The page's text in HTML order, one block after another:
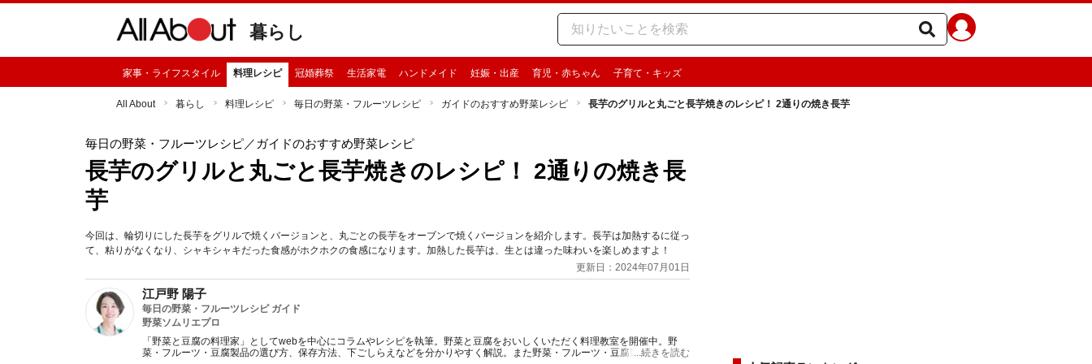
暮らし
家事・ライフスタイル 料理レシピ 冠婚葬祭 生活家電 ハンドメイド 妊娠・出産 育児・赤ちゃん 子育て・キッズ
All About 暮らし 料理レシピ 毎日の野菜・フルーツレシピ ガイドのおすすめ野菜レシピ 長芋のグリルと丸ごと長芋焼きのレシピ！ 2通りの焼き長芋
毎日の野菜・フルーツレシピ／ガイドのおすすめ野菜レシピ
長芋のグリルと丸ごと長芋焼きのレシピ！ 2通りの焼き長
芋
今回は、輪切りにした長芋をグリルで焼くバージョンと、丸ごとの長芋をオーブンで焼くバージョンを紹介します。長芋は加熱するに従っ
て、粘りがなくなり、シャキシャキだった食感がホクホクの食感になります。加熱した長芋は、生とは違った味わいを楽しめますよ！
更新日：2024年07月01日
江戸野 陽子
毎日の野菜・フルーツレシピ ガイド
野菜ソムリエプロ
「野菜と豆腐の料理家」としてwebを中心にコラムやレシピを執筆。野菜と豆腐をおいしくいただく料理教室を開催中。野
菜・フルーツ・豆腐製品の選び方、保存方法、下ごしらえなどを分かりやすく解説。また野菜・フルーツ・豆腐製品をおいし
...続きを読む